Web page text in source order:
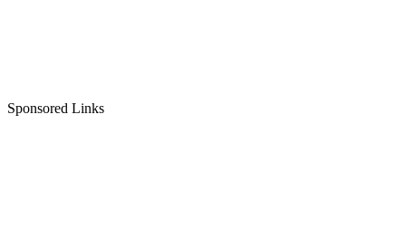
Sponsored Links